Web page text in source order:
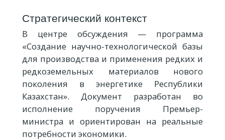
Стратегический контекст
В центре обсуждения — программа
«Создание научно-технологической базы
для производства и применения редких и
редкоземельных материалов нового
поколения в энергетике Республики
Казахстан». Документ разработан во
исполнение поручения Премьер-
министра и ориентирован на реальные
потребности экономики.